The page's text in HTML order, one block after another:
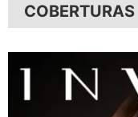
COBERTURAS